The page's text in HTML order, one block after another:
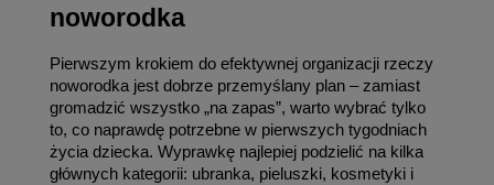
noworodka
Pierwszym krokiem do efektywnej organizacji rzeczy
noworodka jest dobrze przemyślany plan – zamiast
gromadzić wszystko „na zapas”, warto wybrać tylko
to, co naprawdę potrzebne w pierwszych tygodniach
życia dziecka. Wyprawkę najlepiej podzielić na kilka
głównych kategorii: ubranka, pieluszki, kosmetyki i